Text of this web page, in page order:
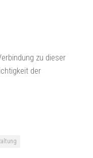
zu dieser
der